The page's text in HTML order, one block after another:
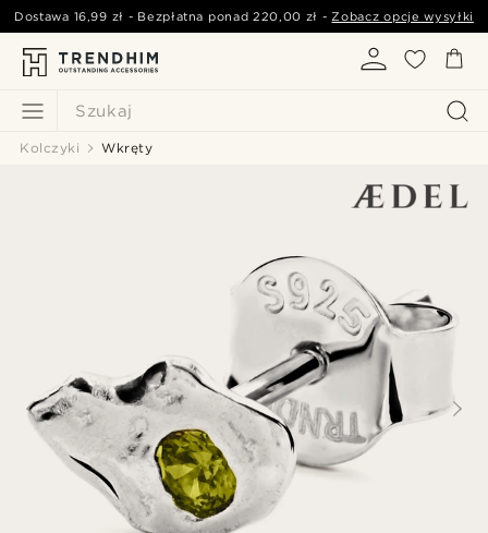
Szukaj
Dostawa 16,99 zł - Bezpłatna ponad220,00 zł -Zobacz opcje wysyłki
Kolczyki Wkręty